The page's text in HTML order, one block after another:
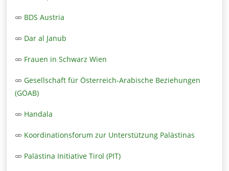
BDS Austria
Dar al Janub
Frauen in Schwarz Wien
Gesellschaft für Österreich-Arabische Beziehungen
(GÖAB)
Handala
Koordinationsforum zur Unterstützung Palästinas
Palästina Initiative Tirol (PIT)